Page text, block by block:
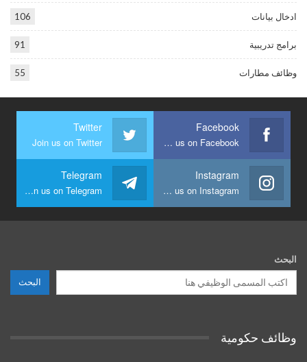
ادخال بيانات 106
برامج تدريبية 91
وظائف مطارات 55
Facebook
Join us on Facebook
Twitter
Join us on Twitter
Instagram
Join us on Instagram
Telegram
Join us on Telegram
البحث
البحث
وظائف حكومية